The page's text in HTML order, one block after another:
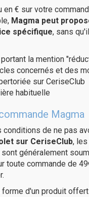
en € sur votre
Magma peut
spécifique, sans
la mention
concernés et des
sur CeriseClub
habituelle
Magma
de ne pas
sur CeriseClub,
généralement
toute commande de
d'un produit